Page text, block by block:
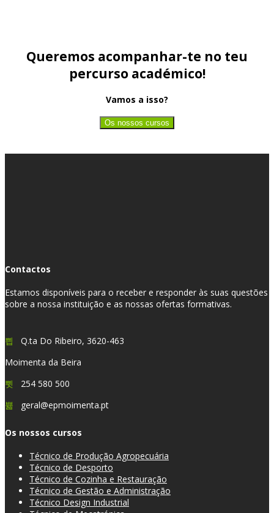
Queremos acompanhar-te no teu
percurso académico!
Vamos a isso?
Os nossos cursos
Contactos
Estamos disponíveis para o receber e responder às suas questões
sobre a nossa instituição e as nossas ofertas formativas.
Q.ta Do Ribeiro, 3620-463
Moimenta da Beira
254 580 500
geral@epmoimenta.pt
Os nossos cursos
Técnico de Produção Agropecuária
Técnico de Desporto
Técnico de Cozinha e Restauração
Técnico de Gestão e Administração
Técnico Design Industrial